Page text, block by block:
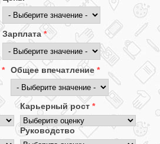
Зарплата*
* Общее впечатление *
Карьерный рост *
Руководство